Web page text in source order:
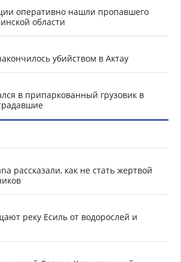
оперативно нашли пропавшего
области
убийством в Актау
в припаркованный грузовик в
рассказали, как не стать жертвой
реку Есиль от водорослей и